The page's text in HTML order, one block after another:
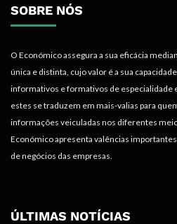
SOBRE NÓS
O Económico assegura a sua eficácia
única e distinta, cujo valor é a sua
informativos e formativos de especialidade
estes se traduzem em mais-valias para
informações veiculadas nos diferentes
Económico apresenta valências
de negócios das empresas.
ÚLTIMAS NOTÍCIAS